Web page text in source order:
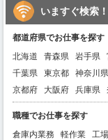
いますぐ検索！
都道府県でお仕事を探す
北海道
青森県 岩手県
千葉県
東京都 神奈川県
京都府
大阪府 兵庫県
職種でお仕事を探す
倉庫内業務
軽作業 工